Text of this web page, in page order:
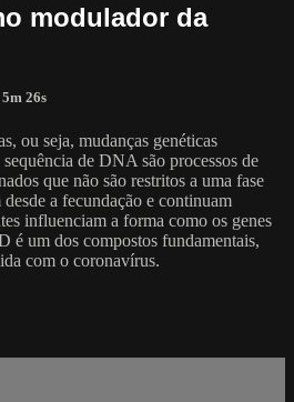
modulador da
5m 26s
ou seja, mudanças genéticas
de DNA são processos de
que não são restritos a uma fase
a fecundação e continuam
influenciam a forma como os genes
é um dos compostos fundamentais,
com o coronavírus.